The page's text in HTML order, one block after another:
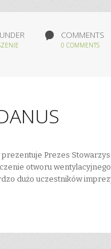
COMMENTS
0 COMMENTS
Prezes
otworu
dużo uczestników